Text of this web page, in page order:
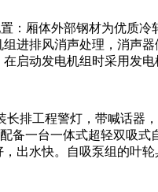
厢体外部钢材为优质冷
进排风消声处理，消声
启动发电机组时采用发
长排工程警灯，带喊话器
备一台一体式超轻双吸式
出水快。自吸泵组的叶